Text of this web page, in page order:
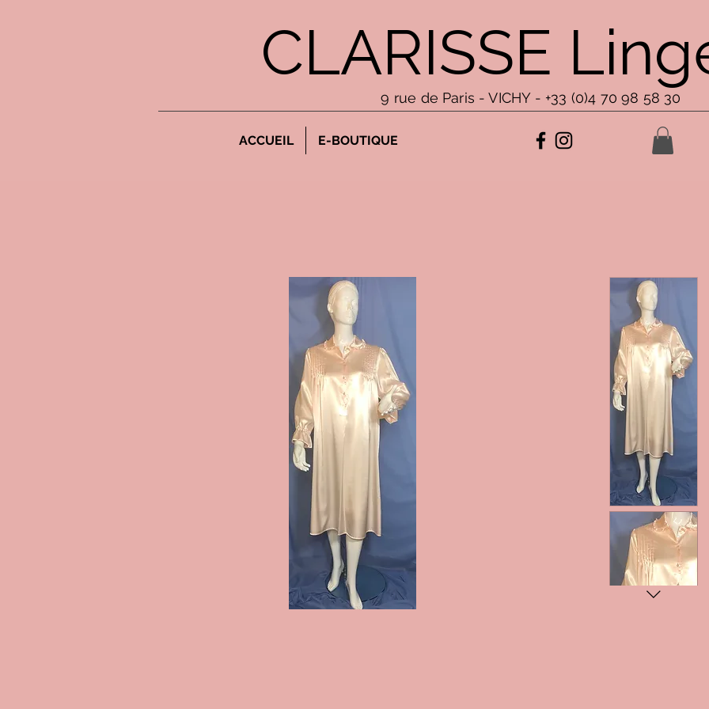
CLARISSE
9 rue de Paris - VICHY - +33 (0)4 70 98 58 30
ACCUEIL E-BOUTIQUE